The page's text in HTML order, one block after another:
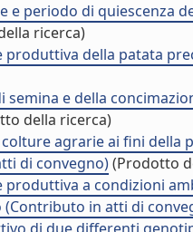
e periodo di quiescenza
ricerca)
produttiva della patata
semina e della
della ricerca)
agrarie ai fini della
di convegno)(Prodotto
produttiva a condizioni
(Contributo in atti di